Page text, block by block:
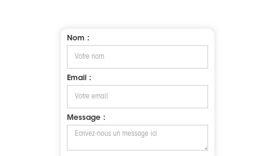
Nom :
Email :
Message :